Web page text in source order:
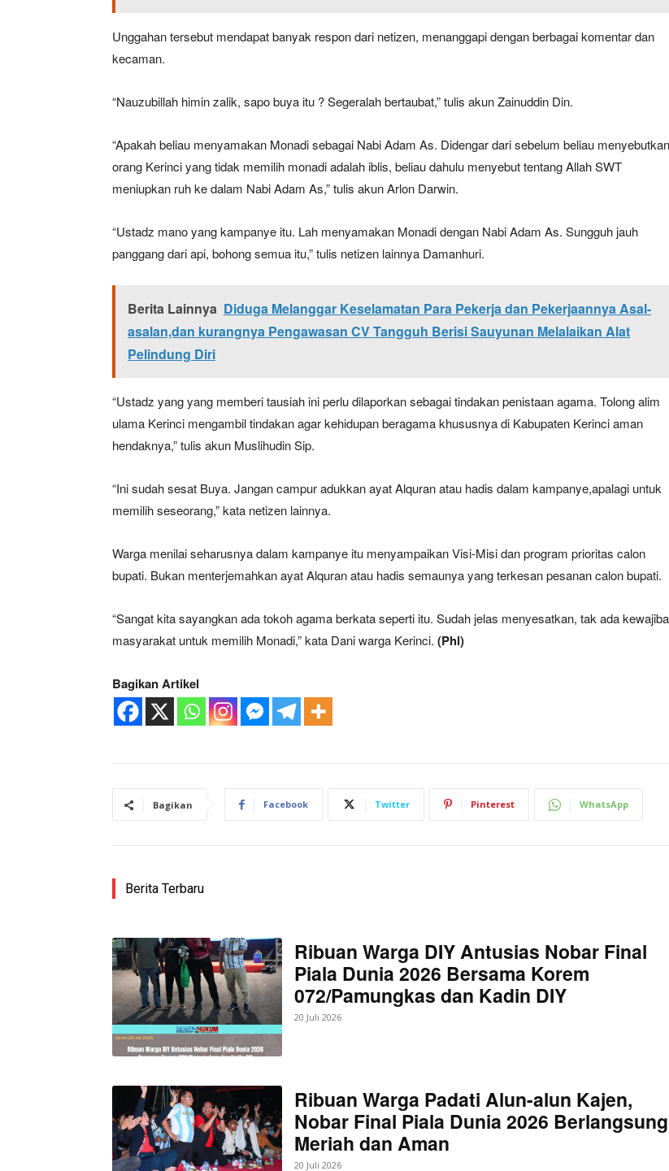
SUBSCRIBE NOW
Contact us
Berita Lainnya Menteri Koperasi RI Buka Festival Bunga Dan Buah Tahun
Unggahan tersebut mendapat banyak respon dari netizen, menanggapi dengan berbagai komentar dan
kecaman.
“Nauzubillah himin zalik, sapo buya itu ? Segeralah bertaubat,” tulis akun Zainuddin Din.
“Apakah beliau menyamakan Monadi sebagai Nabi Adam As. Didengar dari sebelum beliau menyebutkan
orang Kerinci yang tidak memilih monadi adalah iblis, beliau dahulu menyebut tentang Allah SWT
meniupkan ruh ke dalam Nabi Adam As,” tulis akun Arlon Darwin.
“Ustadz mano yang kampanye itu. Lah menyamakan Monadi dengan Nabi Adam As. Sungguh jauh
panggang dari api, bohong semua itu,” tulis netizen lainnya Damanhuri.
Berita Lainnya Diduga Melanggar Keselamatan Para Pekerja dan Pekerjaannya Asal-
asalan,dan kurangnya Pengawasan CV Tangguh Berisi Sauyunan Melalaikan Alat
Pelindung Diri
“Ustadz yang yang memberi tausiah ini perlu dilaporkan sebagai tindakan penistaan agama. Tolong alim
ulama Kerinci mengambil tindakan agar kehidupan beragama khususnya di Kabupaten Kerinci aman
hendaknya,” tulis akun Muslihudin Sip.
“Ini sudah sesat Buya. Jangan campur adukkan ayat Alquran atau hadis dalam kampanye,apalagi untuk
memilih seseorang,” kata netizen lainnya.
Warga menilai seharusnya dalam kampanye itu menyampaikan Visi-Misi dan program prioritas calon
bupati. Bukan menterjemahkan ayat Alquran atau hadis semaunya yang terkesan pesanan calon bupati.
“Sangat kita sayangkan ada tokoh agama berkata seperti itu. Sudah jelas menyesatkan, tak ada
masyarakat untuk memilih Monadi,” kata Dani warga Kerinci. (Phl)
Bagikan Artikel
Bagikan Facebook Twitter Pinterest WhatsApp
Berita Terbaru
Ribuan Warga DIY Antusias Nobar Final
Piala Dunia 2026 Bersama Korem
072/Pamungkas dan Kadin DIY
20 Juli 2026
Ribuan Warga Padati Alun-alun Kajen,
Nobar Final Piala Dunia 2026 Berlangsung
Meriah dan Aman
20 Juli 2026